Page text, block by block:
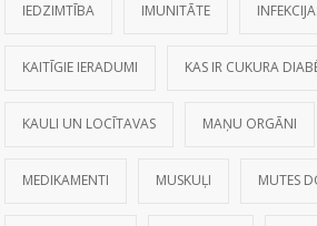
IEDZIMTĪBA IMUNITĀTE
KAITĪGIE IERADUMI KAS IR CUKURA
KAULI UN LOCĪTAVAS MAŅU ORGĀNI
MEDIKAMENTI MUSKUĻI MUTES